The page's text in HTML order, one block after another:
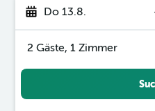
Do 13.8.
2 Gäste, 1 Zimmer